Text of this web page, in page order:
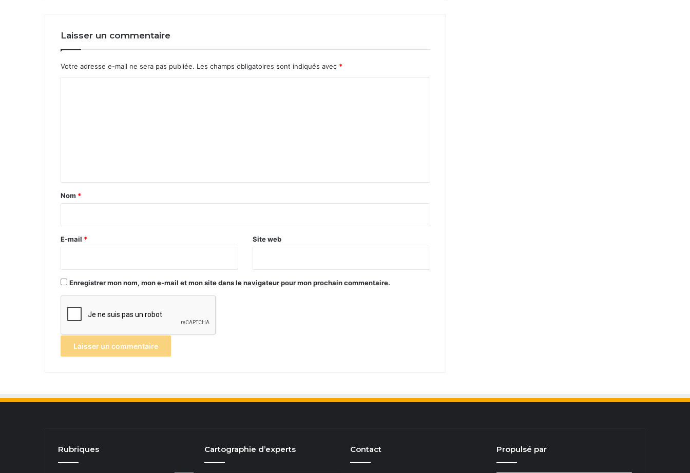
Laisser un commentaire
Votre adresse e-mail ne sera pas publiée. Les champs obligatoires sont indiqués avec *
a
e
Nom *
E-mail * Site web
Enregistrer mon nom, mon e-mail et mon site dans le navigateur pour mon prochain commentaire.
Rubriques Cartographie d’experts Contact Propulsé par